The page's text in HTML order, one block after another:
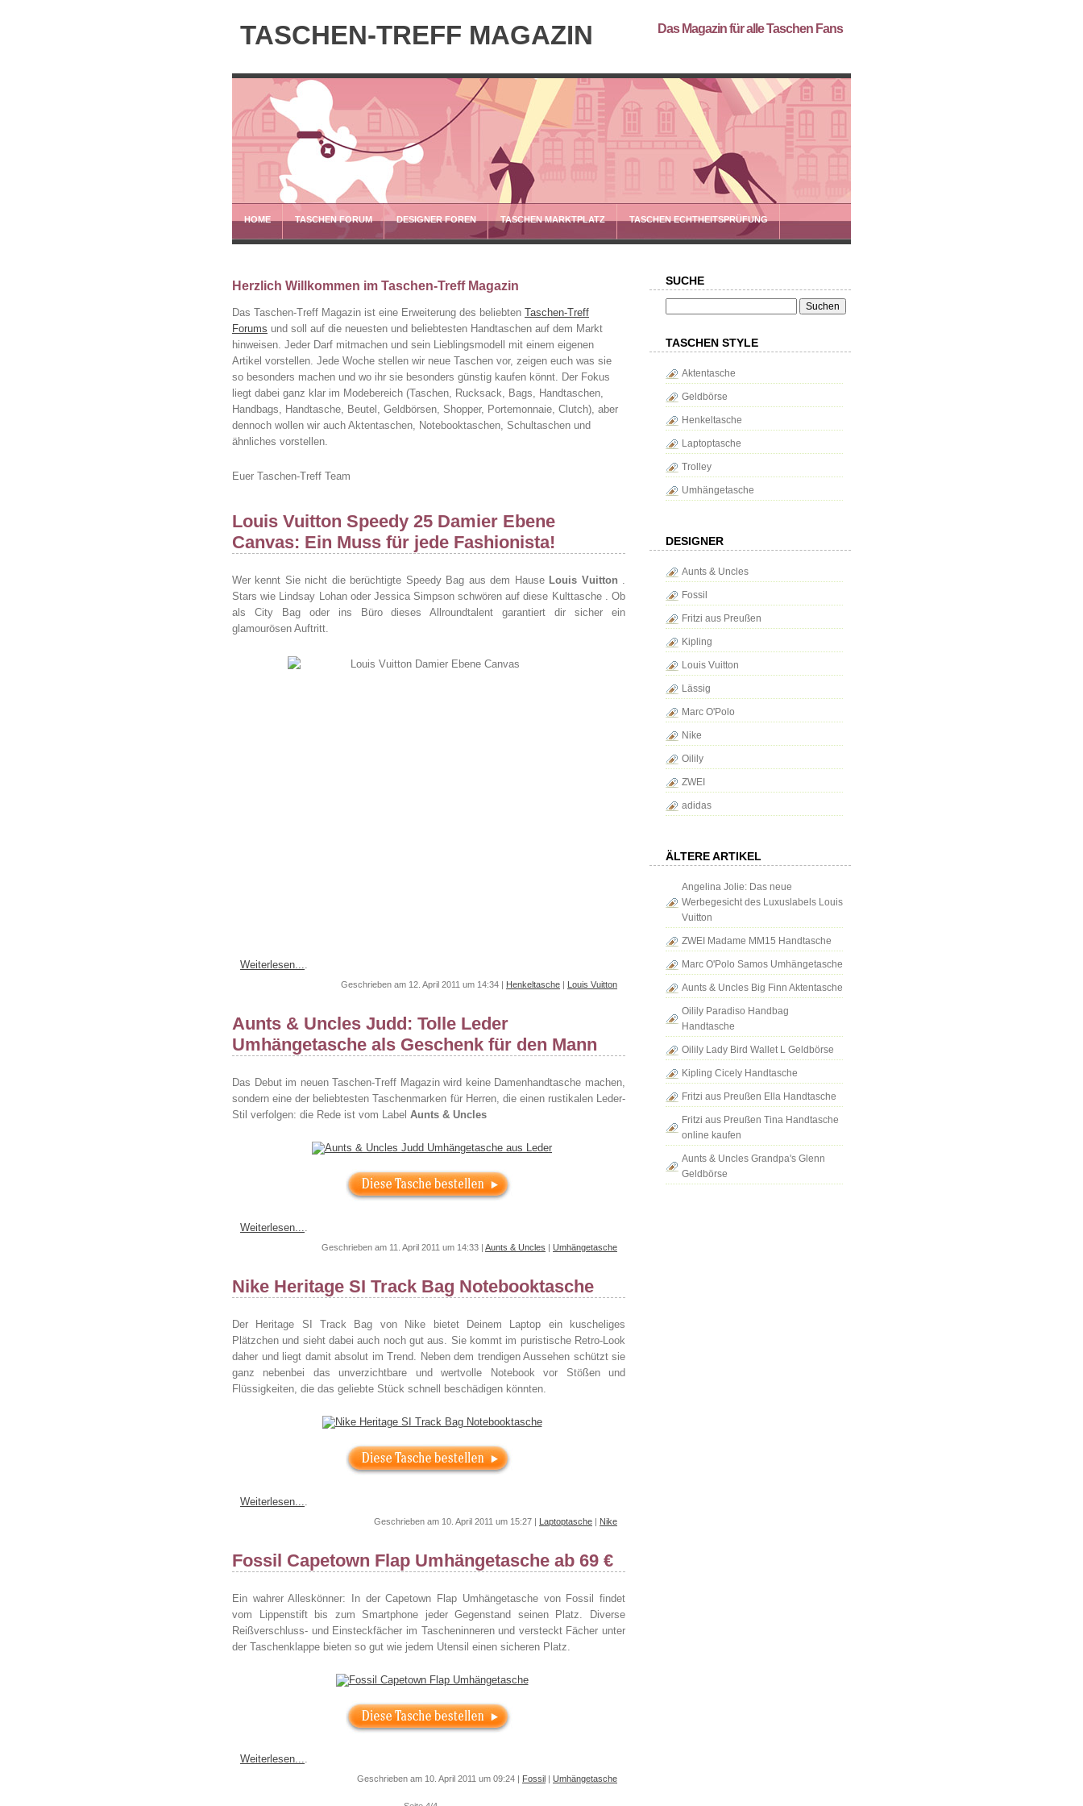
TASCHEN-TREFF MAGAZIN Das Magazin für alle Taschen Fans
HOME TASCHEN FORUM DESIGNER FOREN TASCHEN MARKTPLATZ TASCHEN ECHTHEITSPRÜFUNG
Herzlich Willkommen im Taschen-Treff Magazin
Das Taschen-Treff Magazin ist eine Erweiterung des beliebten Taschen-Treff
Forums und soll auf die neuesten und beliebtesten Handtaschen auf dem Markt
hinweisen. Jeder Darf mitmachen und sein Lieblingsmodell mit einem eigenen
Artikel vorstellen. Jede Woche stellen wir neue Taschen vor, zeigen euch was sie
so besonders machen und wo ihr sie besonders günstig kaufen könnt. Der Fokus
liegt dabei ganz klar im Modebereich (Taschen, Rucksack, Bags, Handtaschen,
Handbags, Handtasche, Beutel, Geldbörsen, Shopper, Portemonnaie, Clutch), aber
dennoch wollen wir auch Aktentaschen, Notebooktaschen, Schultaschen und
ähnliches vorstellen.
Euer Taschen-Treff Team
Louis Vuitton Speedy 25 Damier Ebene
Canvas: Ein Muss für jede Fashionista!
Wer kennt Sie nicht die berüchtigte Speedy Bag aus dem Hause Louis Vuitton .
Stars wie Lindsay Lohan oder Jessica Simpson schwören auf diese Kulttasche . Ob
als City Bag oder ins Büro dieses Allroundtalent garantiert dir sicher ein
glamourösen Auftritt.
Weiterlesen....
Geschrieben am 12. April 2011 um 14:34 | Henkeltasche | Louis Vuitton
Aunts & Uncles Judd: Tolle Leder
Umhängetasche als Geschenk für den Mann
Das Debut im neuen Taschen-Treff Magazin wird keine Damenhandtasche machen,
sondern eine der beliebtesten Taschenmarken für Herren, die einen rustikalen Leder-
Stil verfolgen: die Rede ist vom Label Aunts & Uncles
Weiterlesen...
Geschrieben am 11. April 2011 um 14:33 | Aunts & Uncles | Umhängetasche
Nike Heritage SI Track Bag Notebooktasche
Der Heritage SI Track Bag von Nike bietet Deinem Laptop ein kuscheliges
Plätzchen und sieht dabei auch noch gut aus. Sie kommt im puristische Retro-Look
daher und liegt damit absolut im Trend. Neben dem trendigen Aussehen schützt sie
ganz nebenbei das unverzichtbare und wertvolle Notebook vor Stößen und
Flüssigkeiten, die das geliebte Stück schnell beschädigen könnten.
Weiterlesen...
Geschrieben am 10. April 2011 um 15:27 | Laptoptasche | Nike
Fossil Capetown Flap Umhängetasche ab 69 €
Ein wahrer Alleskönner: In der Capetown Flap Umhängetasche von Fossil findet
vom Lippenstift bis zum Smartphone jeder Gegenstand seinen Platz. Diverse
Reißverschluss- und Einsteckfächer im Tascheninneren und versteckt Fächer unter
der Taschenklappe bieten so gut wie jedem Utensil einen sicheren Platz.
Weiterlesen....
Geschrieben am 10. April 2011 um 09:24 | Fossil Umhängetasche
SUCHE
TASCHEN STYLE
Aktentasche
Geldbörse
Henkeltasche
Laptoptasche
Trolley
Umhängetasche
DESIGNER
Aunts & Uncles
Fossil
Fritzi aus Preußen
Kipling
Louis Vuitton
Lässig
Marc O'Polo
Nike
Oilily
ZWEI
adidas
ÄLTERE ARTIKEL
Angelina Jolie: Das neue
Werbegesicht des Luxuslabels Louis
Vuitton
ZWEI Madame MM15 Handtasche
Marc O'Polo Samos Umhängetasche
Aunts & Uncles Big Finn Aktentasche
Oilily Paradiso Handbag
Handtasche
Oilily Lady Bird Wallet L Geldbörse
Kipling Cicely Handtasche
Fritzi aus Preußen Ella Handtasche
Fritzi aus Preußen Tina Handtasche
online kaufen
Aunts & Uncles Grandpa's Glenn
Geldbörse